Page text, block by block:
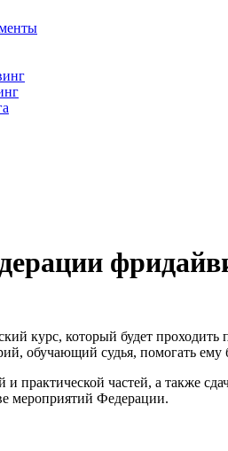
курс, который будет
обучающий судья, помогать
и практической частей, а также
мероприятий Федерации.